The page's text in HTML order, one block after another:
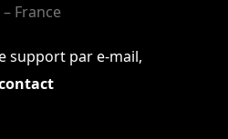
France
support par e-mail,